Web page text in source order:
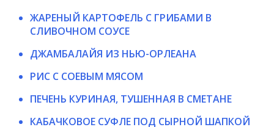
ЖАРЕНЫЙ КАРТОФЕЛЬ С ГРИБАМИ В
СЛИВОЧНОМ СОУСЕ
ДЖАМБАЛАЙЯ ИЗ НЬЮ-ОРЛЕАНА
РИС С СОЕВЫМ МЯСОМ
ПЕЧЕНЬ КУРИНАЯ, ТУШЕННАЯ В СМЕТАНЕ
КАБАЧКОВОЕ СУФЛЕ ПОД СЫРНОЙ ШАПКОЙ